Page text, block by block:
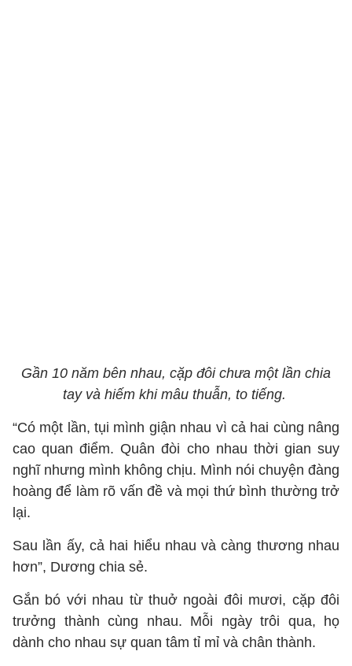
Gần 10 năm bên nhau, cặp đôi chưa một lần chia
tay và hiếm khi mâu thuẫn, to tiếng.
“Có một lần, tụi mình giận nhau vì cả hai cùng nâng
cao quan điểm. Quân đòi cho nhau thời gian suy
nghĩ nhưng mình không chịu. Mình nói chuyện đàng
hoàng để làm rõ vấn đề và mọi thứ bình thường trở
lại.
Sau lần ấy, cả hai hiểu nhau và càng thương nhau
hơn”, Dương chia sẻ.
Gắn bó với nhau từ thuở ngoài đôi mươi, cặp đôi
trưởng thành cùng nhau. Mỗi ngày trôi qua, họ
dành cho nhau sự quan tâm tỉ mỉ và chân thành.